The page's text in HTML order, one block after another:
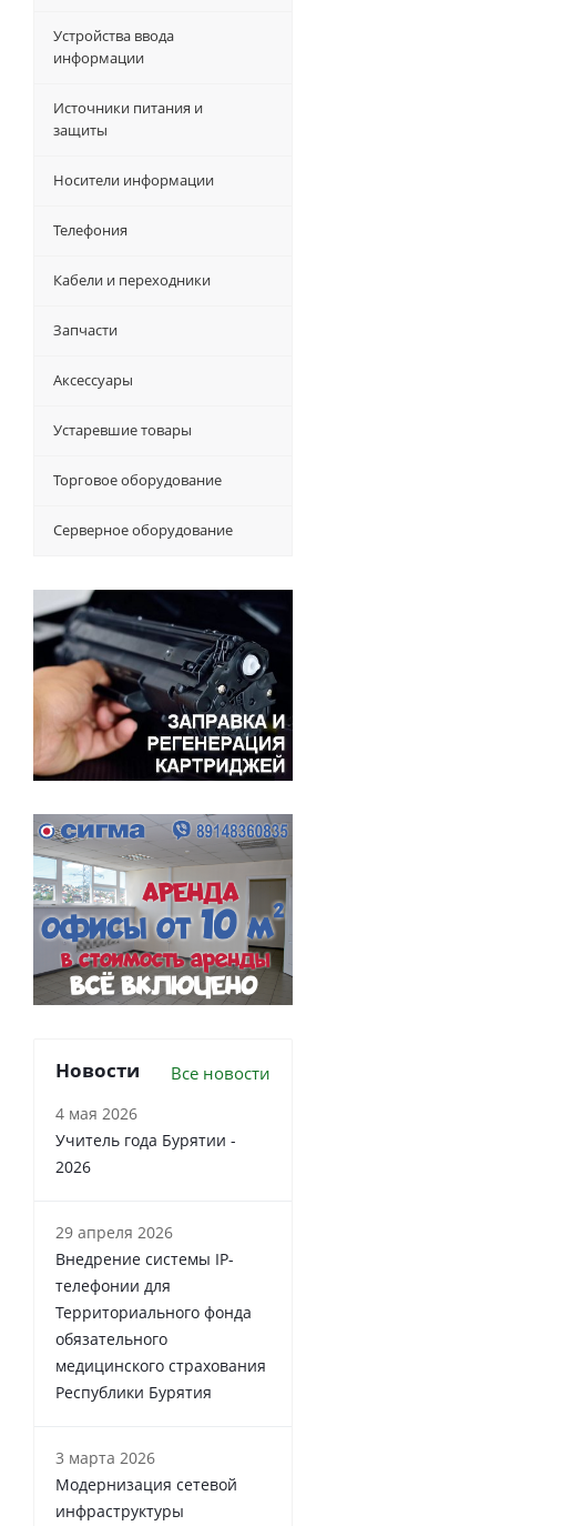
Устройства ввода
информации
Источники питания и
защиты
Носители информации
Телефония
Кабели и переходники
Запчасти
Аксессуары
Устаревшие товары
Торговое оборудование
Серверное оборудование
Новости Все новости
4 мая 2026
Учитель года Бурятии -
2026
29 апреля 2026
Внедрение системы IP-
телефонии для
Территориального фонда
обязательного
медицинского страхования
Республики Бурятия
3 марта 2026
Модернизация сетевой
инфраструктуры